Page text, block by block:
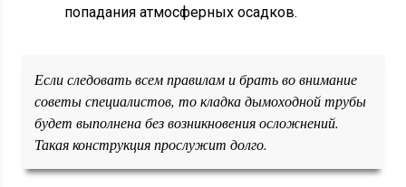
попадания атмосферных осадков.
Если следовать всем правилам и брать во внимание
советы специалистов, то кладка дымоходной трубы
будет выполнена без возникновения осложнений.
Такая конструкция прослужит долго.